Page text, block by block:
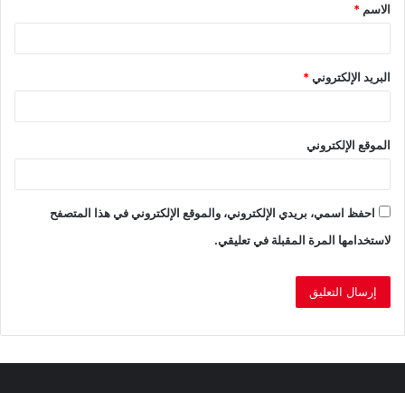
*
الاسم *
البريد الإلكتروني*
الموقع الإلكتروني
احفظ اسمي، بريدي الإلكتروني، والموقع الإلكتروني في هذا المتصفح
لاستخدامها المرة المقبلة في تعليقي.